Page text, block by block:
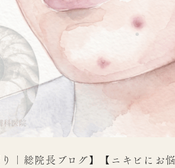
り｜総院長ブログ】【ニキビにお